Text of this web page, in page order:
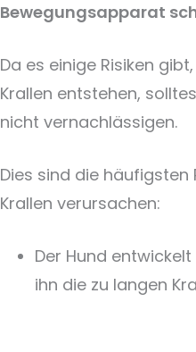
Bewegungsapparat
Da es einige Risiken
Krallen entstehen,
nicht vernachlässigen.
Dies sind die häufigsten
Krallen verursachen:
Der Hund
ihn die zu langen